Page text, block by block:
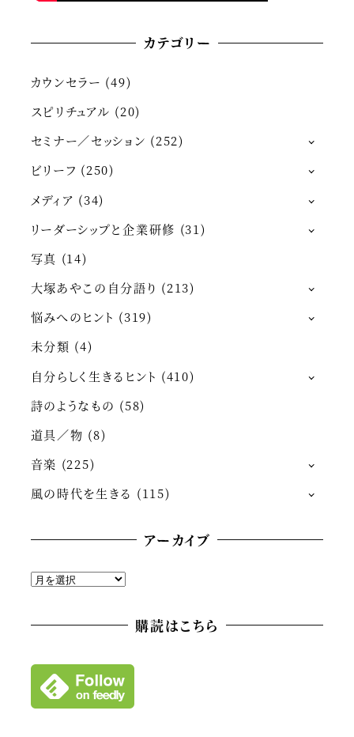
カテゴリー
カウンセラー (49)
スピリチュアル (20)
セミナー／セッション (252)
ビリーフ (250)
メディア (34)
リーダーシップと企業研修 (31)
写真 (14)
大塚あやこの自分語り (213)
悩みへのヒント (319)
未分類 (4)
自分らしく生きるヒント (410)
詩のようなもの (58)
道具／物 (8)
音楽 (225)
風の時代を生きる (115)
アーカイブ
ア
カ
ブ
購読はこちら